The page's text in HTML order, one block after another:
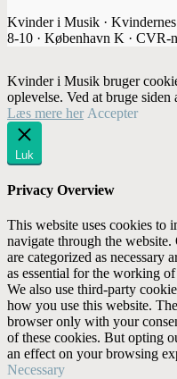
Kvinder i Musik ·
8-10 · København K · CVR-
Kvinder i Musik bruger
oplevelse. Ved at bruge siden
Læs mere her Accepter
Luk
Privacy Overview
This website uses cookies to
navigate through the
are categorized as necessary
as essential for the working
We also use third-party
how you use this website.
browser only with your
of these cookies. But opting
an effect on your browsing
Necessary